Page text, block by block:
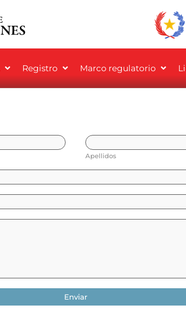
Registro Marco regulatorio
Apellidos
Enviar